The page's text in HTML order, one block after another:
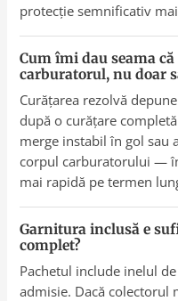
protecție semnificativ
Cum îmi dau seama
carburatorul, nu doar
Curățarea rezolvă
după o curățare
merge instabil în gol sau
corpul carburatorului —
mai rapidă pe termen
Garnitura inclusă e
complet?
Pachetul include inelul
admisie. Dacă colectorul